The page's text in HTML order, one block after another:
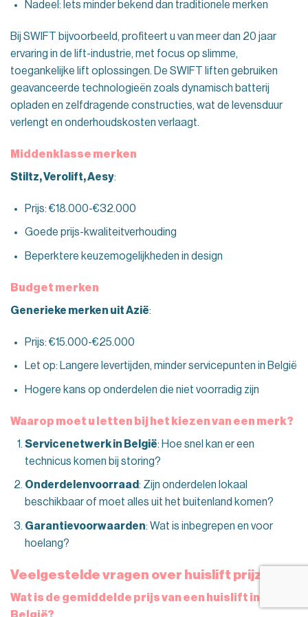
Nadeel: Iets minder bekend dan traditionele merken
Bij SWIFT bijvoorbeeld, profiteert u van meer dan 20 jaar
ervaring in de lift-industrie, met focus op slimme,
toegankelijke lift oplossingen. De SWIFT liften gebruiken
geavanceerde technologieën zoals dynamisch batterij
opladen en zelfdragende constructies, wat de levensduur
verlengt en onderhoudskosten verlaagt.
Middenklasse merken
Stiltz, Verolift, Aesy:
Prijs: €18.000-€32.000
Goede prijs-kwaliteitverhouding
Beperktere keuzemogelijkheden in design
Budget merken
Generieke merken uit Azië:
Prijs: €15.000-€25.000
Let op: Langere levertijden, minder servicepunten in België
Hogere kans op onderdelen die niet voorradig zijn
Waarop moet u letten bij het kiezen van een merk?
Servicenetwerk in België: Hoe snel kan er een
technicus komen bij storing?
Onderdelenvoorraad: Zijn onderdelen lokaal
beschikbaar of moet alles uit het buitenland komen?
Garantievoorwaarden: Wat is inbegrepen en voor
hoelang?
Veelgestelde vragen over huislift prijzen
Wat is de gemiddelde prijs van een huislift in